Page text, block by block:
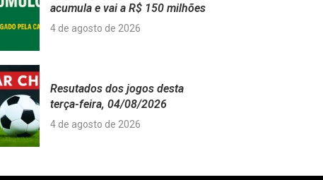
acumula e vai a R$ 150 milhões
4 de agosto de 2026
Resutados dos jogos desta
terça-feira, 04/08/2026
4 de agosto de 2026